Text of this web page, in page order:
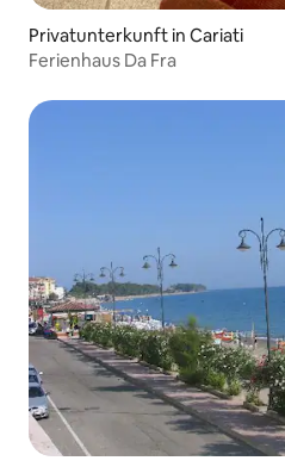
Privatunterkunft in Cariati
Ferienhaus Da Fra